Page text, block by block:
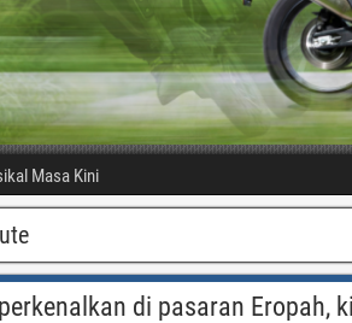
Masa Kini
di pasaran Eropah,